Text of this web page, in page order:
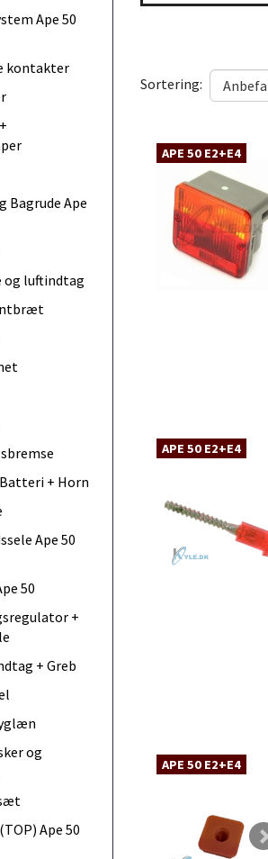
Ape 50
kontakter
Bagrude Ape
og luftindtag
+ Horn
Ape 50
50
+
+ Greb
og
Ape 50
Sortering:
APE 50 E2+E4
APE 50 E2+E4
APE 50 E2+E4